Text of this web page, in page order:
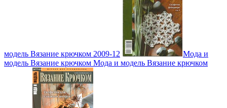
модель Вязание крючком 2009-12
Мода и
модель Вязание крючком Мода и модель Вязание крючком